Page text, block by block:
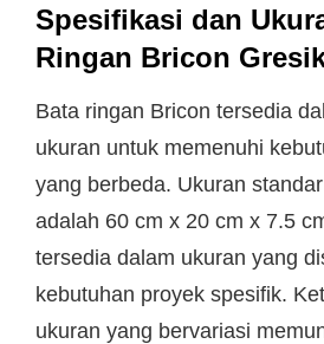
Spesifikasi dan
Ringan Bricon
Bata ringan Bricon tersedia
ukuran untuk memenuhi
yang berbeda. Ukuran
adalah 60 cm x 20 cm x 7.5
tersedia dalam ukuran yang
kebutuhan proyek spesifik.
ukuran yang bervariasi